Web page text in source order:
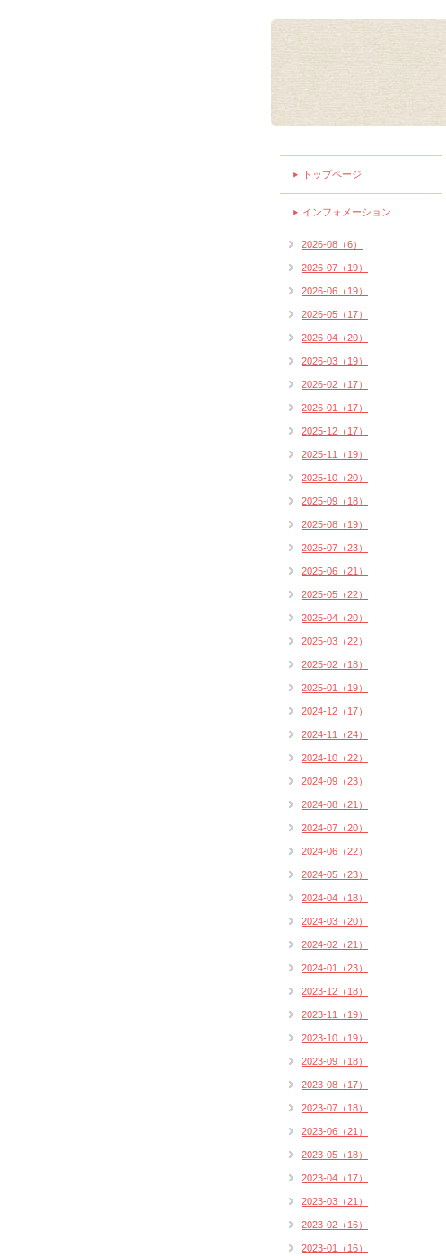
トップページ
インフォメーション
2026-08（6）
2026-07（19）
2026-06（19）
2026-05（17）
2026-04（20）
2026-03（19）
2026-02（17）
2026-01（17）
2025-12（17）
2025-11（19）
2025-10（20）
2025-09（18）
2025-08（19）
2025-07（23）
2025-06（21）
2025-05（22）
2025-04（20）
2025-03（22）
2025-02（18）
2025-01（19）
2024-12（17）
2024-11（24）
2024-10（22）
2024-09（23）
2024-08（21）
2024-07（20）
2024-06（22）
2024-05（23）
2024-04（18）
2024-03（20）
2024-02（21）
2024-01（23）
2023-12（18）
2023-11（19）
2023-10（19）
2023-09（18）
2023-08（17）
2023-07（18）
2023-06（21）
2023-05（18）
2023-04（17）
2023-03（21）
2023-02（16）
2023-01（16）